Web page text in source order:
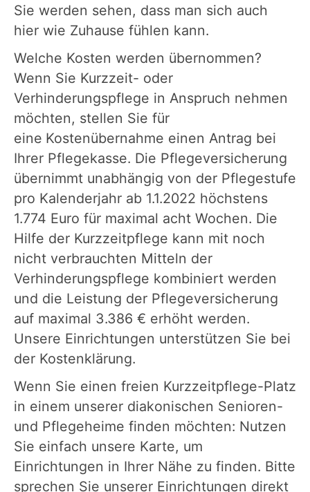
Sie werden sehen, dass man sich auch
hier wie Zuhause fühlen kann.
Welche Kosten werden übernommen?
Wenn Sie Kurzzeit- oder
Verhinderungspflege in Anspruch nehmen
möchten, stellen Sie für
eine Kostenübernahme einen Antrag bei
Ihrer Pflegekasse. Die Pflegeversicherung
übernimmt unabhängig von der Pflegestufe
pro Kalenderjahr ab 1.1.2022 höchstens
1.774 Euro für maximal acht Wochen. Die
Hilfe der Kurzzeitpflege kann mit noch
nicht verbrauchten Mitteln der
Verhinderungspflege kombiniert werden
und die Leistung der Pflegeversicherung
auf maximal 3.386 € erhöht werden.
Unsere Einrichtungen unterstützen Sie bei
der Kostenklärung.
Wenn Sie einen freien Kurzzeitpflege-Platz
in einem unserer diakonischen Senioren-
und Pflegeheime finden möchten: Nutzen
Sie einfach unsere Karte, um
Einrichtungen in Ihrer Nähe zu finden. Bitte
sprechen Sie unserer Einrichtungen direkt